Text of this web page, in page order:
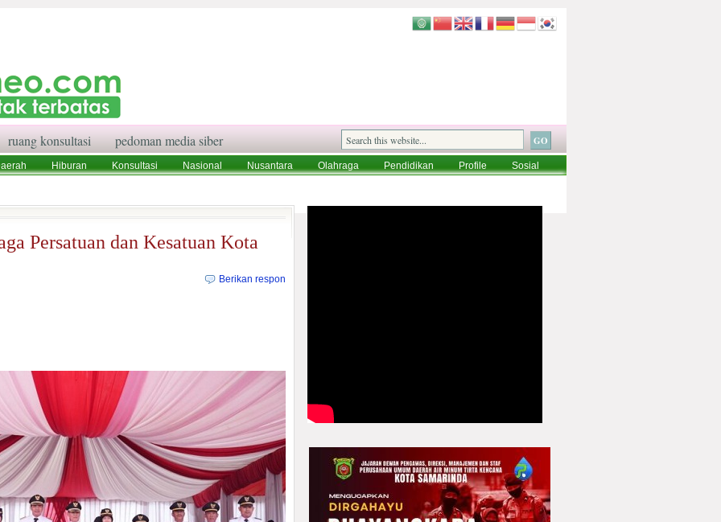
ruang konsultasi pedoman media siber
Hiburan Konsultasi Nasional Nusantara Olahraga Pendidikan Profile
Sosial
Persatuan dan Kesatuan Kota
Berikan respon